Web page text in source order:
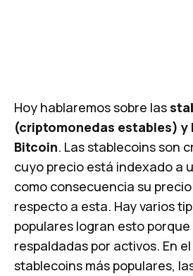
Hoy hablaremos sobre las
(criptomonedas estables)
Bitcoin. Lasstablecoinsson
cuyo precio está indexado a
como consecuencia su
respecto a esta. Hay varios
populares logran esto
respaldadas por activos. En
stablecoins más populares,